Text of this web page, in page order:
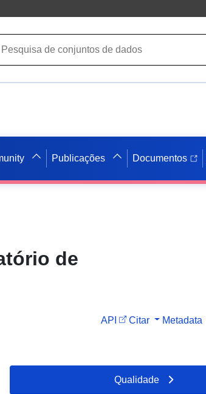
Publicações Documentos
de
API Citar Metadata
Qualidade